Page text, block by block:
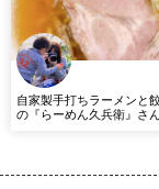
自家製手打ちラーメンと
の『らーめん久兵衛』さん